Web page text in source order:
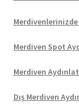
Merdiven Spot
Merdiven
Dış Merdiven